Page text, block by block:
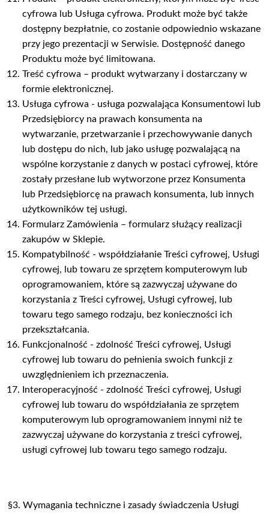
cyfrowa lub Usługa cyfrowa. Produkt może być także
dostępny bezpłatnie, co zostanie odpowiednio wskazane
przy jego prezentacji w Serwisie. Dostępność danego
Produktu może być limitowana.
Treść cyfrowa – produkt wytwarzany i dostarczany w
formie elektronicznej.
Usługa cyfrowa - usługa pozwalająca Konsumentowi lub
Przedsiębiorcy na prawach konsumenta na
wytwarzanie, przetwarzanie i przechowywanie danych
lub dostępu do nich, lub jako usługę pozwalającą na
wspólne korzystanie z danych w postaci cyfrowej, które
zostały przesłane lub wytworzone przez Konsumenta
lub Przedsiębiorcę na prawach konsumenta, lub innych
użytkowników tej usługi.
Formularz Zamówienia – formularz służący realizacji
zakupów w Sklepie.
Kompatybilność - współdziałanie Treści cyfrowej, Usługi
cyfrowej, lub towaru ze sprzętem komputerowym lub
oprogramowaniem, które są zazwyczaj używane do
korzystania z Treści cyfrowej, Usługi cyfrowej, lub
towaru tego samego rodzaju, bez konieczności ich
przekształcania.
Funkcjonalność - zdolność Treści cyfrowej, Usługi
cyfrowej lub towaru do pełnienia swoich funkcji z
uwzględnieniem ich przeznaczenia.
Interoperacyjność - zdolność Treści cyfrowej, Usługi
cyfrowej lub towaru do współdziałania ze sprzętem
komputerowym lub oprogramowaniem innymi niż te
zazwyczaj używane do korzystania z treści cyfrowej,
usługi cyfrowej lub towaru tego samego rodzaju.
§3. Wymagania techniczne i zasady świadczenia Usługi